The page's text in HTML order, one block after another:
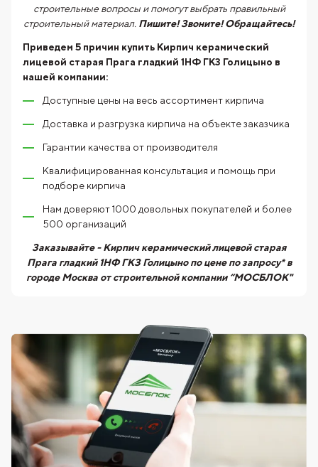
строительные вопросы и помогут выбрать правильный
строительный материал. Пишите! Звоните! Обращайтесь!
Приведем 5 причин купить Кирпич керамический
лицевой старая Прага гладкий 1НФ ГКЗ Голицыно в
нашей компании:
Доступные цены на весь ассортимент кирпича
Доставка и разгрузка кирпича на объекте заказчика
Гарантии качества от производителя
Квалифицированная консультация и помощь при
подборе кирпича
Нам доверяют 1000 довольных покупателей и более
500 организаций
Заказывайте - Кирпич керамический лицевой старая
Прага гладкий 1НФ ГКЗ Голицыно по цене по запросу* в
городе Москва от строительной компании “МОСБЛОК"